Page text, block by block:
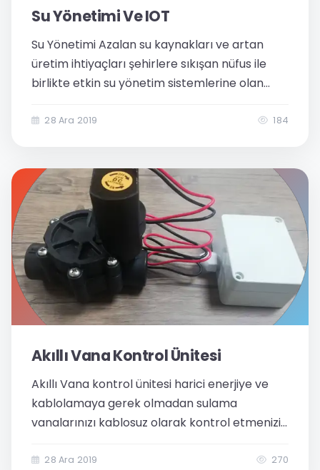
Su Yönetimi Ve IOT
Su Yönetimi Azalan su kaynakları ve artan
üretim ihtiyaçları şehirlere sıkışan nüfus ile
birlikte etkin su yönetim sistemlerine olan
sadece verim artırıcı bir değer ihtiyaç olan bir
28 Ara 2019 184
Akıllı Vana Kontrol Ünitesi​
Akıllı Vana kontrol ünitesi harici enerjiye ve
kablolamaya gerek olmadan sulama
vanalarınızı kablosuz olarak kontrol etmenizi
sulama bölgelerinizi akıllı hale getirmeiniz
28 Ara 2019 270